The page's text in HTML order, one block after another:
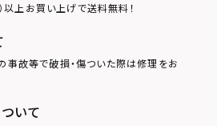
フェザー
ホースシュー
以上お買い上げで送料無料！
事故等で破損・傷ついた際は修理をお
いて